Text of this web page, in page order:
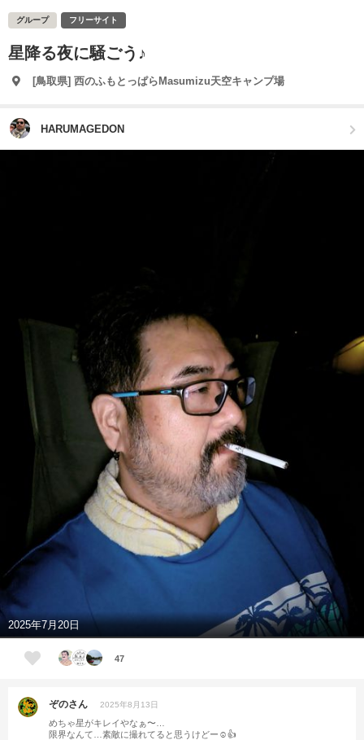
グループ フリーサイト
星降る夜に騒ごう♪
[鳥取県] 西のふもとっぱらMasumizu天空キャンプ場
HARUMAGEDON
2025年7月20日
47
ぞのさん 2025年8月13日
めちゃ星がキレイやなぁ〜…
限界なんて…素敵に撮れてると思うけどー☺️👍